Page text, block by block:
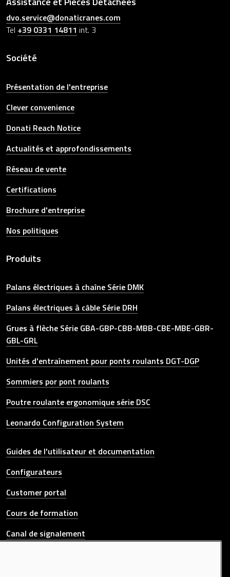
dvo.service@donaticranes.com
Tel +39 0331 14811 int. 3
Société
Présentation de l'entreprise
Clever convenience
Donati Reach Notice
Actualités et approfondissements
Réseau de vente
Certifications
Brochure d'entreprise
Nos politiques
Produits
Palans électriques à chaîne Série DMK
Palans électriques à câble Série DRH
Grues à flèche Série GBA-GBP-CBB-MBB-CBE-MBE-GBR-
GBL-GRL
Unités d'entraînement pour ponts roulants DGT-DGP
Sommiers por pont roulants
Poutre roulante ergonomique série DSC
Leonardo Configuration System
Other link
Guides de l'utilisateur et documentation
Configurateurs
Customer portal
Cours de formation
Canal de signalement